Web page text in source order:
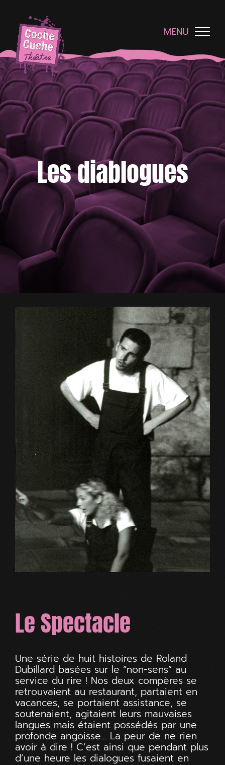
contenu MENU
Les diablogues
View
Larger
Le Spectacle
Une série de huit histoires de Roland
Dubillard basées sur le “non-sens” au
service du rire ! Nos deux compères se
retrouvaient au restaurant, partaient en
vacances, se portaient assistance, se
soutenaient, agitaient leurs mauvaises
langues mais étaient possédés par une
profonde angoisse… La peur de ne rien
avoir à dire ! C’est ainsi que pendant plus
d’une heure les dialogues fusaient en